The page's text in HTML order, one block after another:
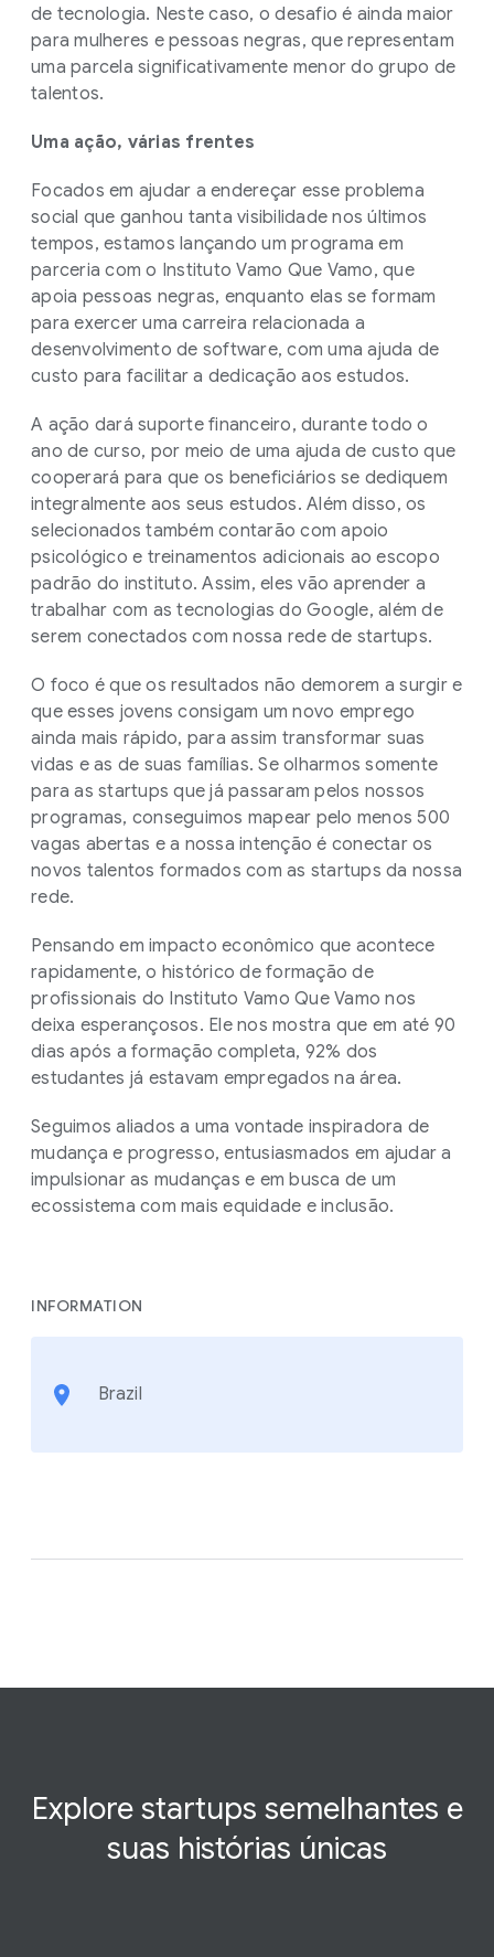
de tecnologia. Neste caso, o desafio é ainda maior
para mulheres e pessoas negras, que representam
uma parcela significativamente menor do grupo de
talentos.
Uma ação, várias frentes
Focados em ajudar a endereçar esse problema
social que ganhou tanta visibilidade nos últimos
tempos, estamos lançando um programa em
parceria com o Instituto Vamo Que Vamo, que
apoia pessoas negras, enquanto elas se formam
para exercer uma carreira relacionada a
desenvolvimento de software, com uma ajuda de
custo para facilitar a dedicação aos estudos.
A ação dará suporte financeiro, durante todo o
ano de curso, por meio de uma ajuda de custo que
cooperará para que os beneficiários se dediquem
integralmente aos seus estudos. Além disso, os
selecionados também contarão com apoio
psicológico e treinamentos adicionais ao escopo
padrão do instituto. Assim, eles vão aprender a
trabalhar com as tecnologias do Google, além de
serem conectados com nossa rede de startups.
O foco é que os resultados não demorem a surgir e
que esses jovens consigam um novo emprego
ainda mais rápido, para assim transformar suas
vidas e as de suas famílias. Se olharmos somente
para as startups que já passaram pelos nossos
programas, conseguimos mapear pelo menos 500
vagas abertas e a nossa intenção é conectar os
novos talentos formados com as startups da nossa
rede.
Pensando em impacto econômico que acontece
rapidamente, o histórico de formação de
profissionais do Instituto Vamo Que Vamo nos
deixa esperançosos. Ele nos mostra que em até 90
dias após a formação completa, 92% dos
estudantes já estavam empregados na área.
Seguimos aliados a uma vontade inspiradora de
mudança e progresso, entusiasmados em ajudar a
impulsionar as mudanças e em busca de um
ecossistema com mais equidade e inclusão.
INFORMATION
Brazil
Explore startups semelhantes e
suas histórias únicas